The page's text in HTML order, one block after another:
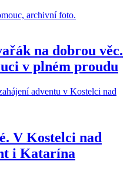
na dobrou věc.
v plném proudu
V Kostelci nad
i Katarína